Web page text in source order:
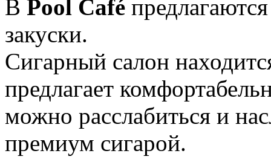
В Pool Café
закуски.
Сигарный салон
предлагает
можно расслабиться и
премиум сигарой.